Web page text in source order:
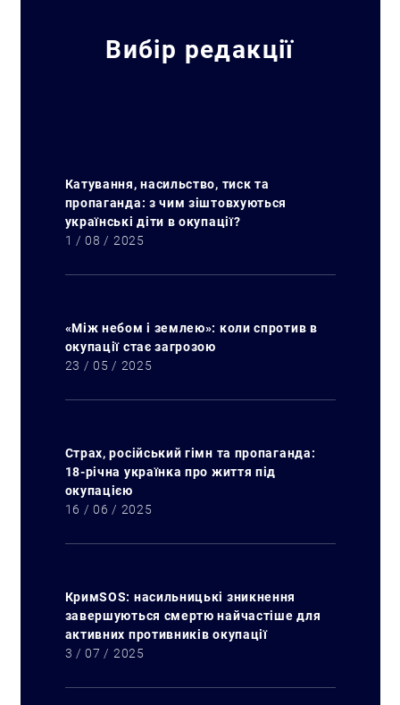
Вибір редакції
Катування, насильство, тиск та
пропаганда: з чим зіштовхуються
українські діти в окупації?
1 / 08 / 2025
«Між небом і землею»: коли спротив в
окупації стає загрозою
23 / 05 / 2025
Страх, російський гімн та пропаганда:
18-річна українка про життя під
окупацією
16 / 06 / 2025
КримSOS: насильницькі зникнення
завершуються смертю найчастіше для
активних противників окупації
3 / 07 / 2025